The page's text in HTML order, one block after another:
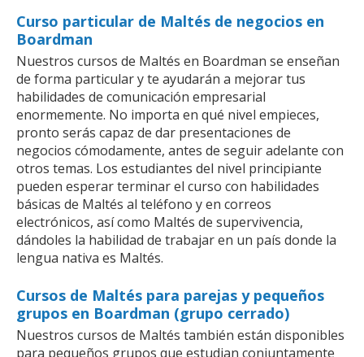
Curso particular de Maltés de negocios en
Boardman
Nuestros cursos de Maltés en Boardman se enseñan
de forma particular y te ayudarán a mejorar tus
habilidades de comunicación empresarial
enormemente. No importa en qué nivel empieces,
pronto serás capaz de dar presentaciones de
negocios cómodamente, antes de seguir adelante con
otros temas. Los estudiantes del nivel principiante
pueden esperar terminar el curso con habilidades
básicas de Maltés al teléfono y en correos
electrónicos, así como Maltés de supervivencia,
dándoles la habilidad de trabajar en un país donde la
lengua nativa es Maltés.
Cursos de Maltés para parejas y pequeños
grupos en Boardman (grupo cerrado)
Nuestros cursos de Maltés también están disponibles
para pequeños grupos que estudian conjuntamente